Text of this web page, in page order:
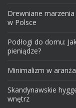
Drewniane
w Polsce
Podłogi do domu:
pieniądze?
Minimalizm w
Skandynawskie
wnętrz